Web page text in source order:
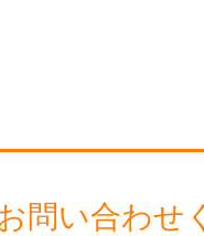
問い合わせ